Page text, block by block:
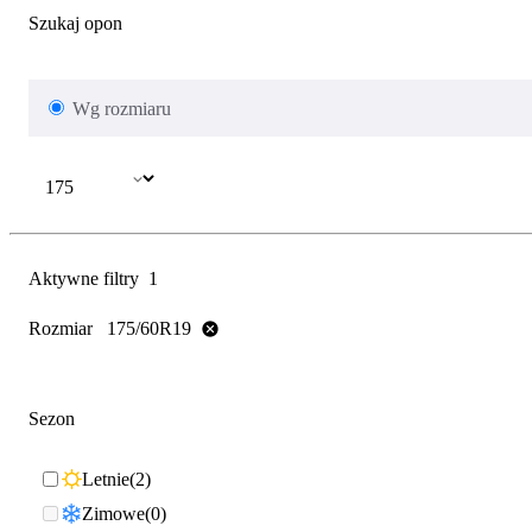
Szukaj opon
Wg rozmiaru
Aktywne filtry 1
Rozmiar 175/60R19
Sezon
Letnie 2
Zimowe 0